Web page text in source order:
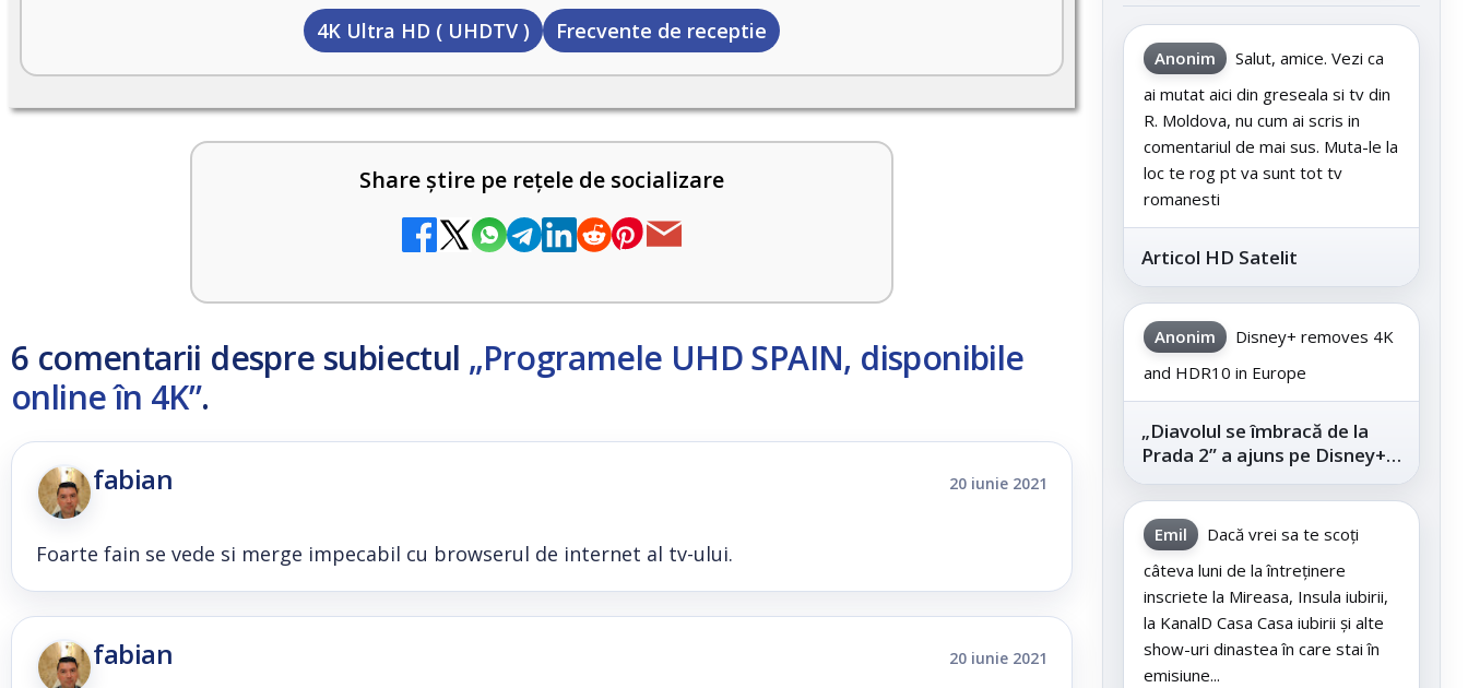
4K Ultra HD ( UHDTV ) Frecvente de receptie
Share știre pe rețele de socializare
6 comentarii despre subiectul „Programele UHD SPAIN, disponibile
online în 4K”.
fabian 20 iunie 2021
Foarte fain se vede si merge impecabil cu browserul de internet al tv-ului.
fabian 20 iunie 2021
Anonim
Salut, amice. Vezi ca
ai mutat aici din greseala si tv din
R. Moldova, nu cum ai scris in
comentariul de mai sus. Muta-le la
loc te rog pt va sunt tot tv
romanesti
Articol HD Satelit
Anonim
Disney+ removes 4K
and HDR10 in Europe
„Diavolul se îmbracă de la
Prada 2” a ajuns pe Disney+,
după succesul din
cinematografe
Emil
Dacă vrei sa te scoți
câteva luni de la întreținere
inscriete la Mireasa, Insula iubirii,
la KanalD Casa Casa iubirii și alte
show-uri dinastea în care stai în
emisiune...